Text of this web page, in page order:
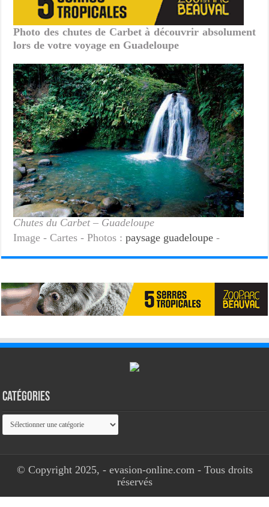
Photo des chutes de Carbet à découvrir absolument
lors de votre voyage en Guadeloupe
Chutes du Carbet – Guadeloupe
Image - Cartes - Photos :paysage guadeloupe -
Catégories
Catégories
© Copyright 2025, - evasion-online.com - Tous droits
réservés